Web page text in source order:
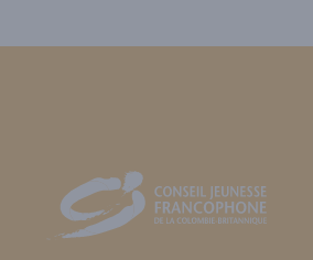
CJFCB